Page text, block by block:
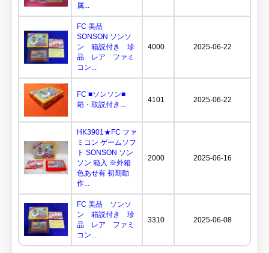
属...
FC 美品
SONSON ソンソ
ン 箱説付き 珍
品 レア ファミ
コン...
4000 2025-06-22
FC ■ソンソン■
箱・取説付き...
4101 2025-06-22
HK3901★FC ファ
ミコン ゲームソフ
ト SONSON ソン
ソン 箱入 ※外箱
色あせ有 初期動
作...
2000 2025-06-16
FC 美品 ソンソ
ン 箱説付き 珍
品 レア ファミ
コン...
3310 2025-06-08